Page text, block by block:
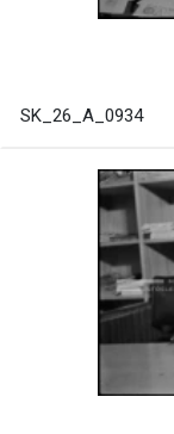
SK_26_A_0934